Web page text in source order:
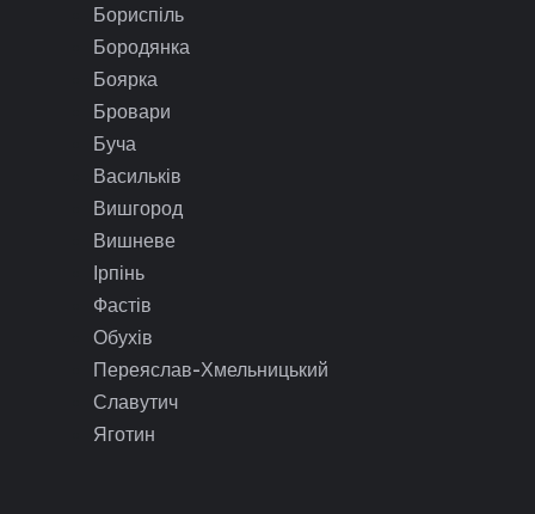
Бориспіль
Бородянка
Боярка
Бровари
Буча
Васильків
Вишгород
Вишневе
Ірпінь
Фастів
Обухів
Переяслав-Хмельницький
Славутич
Яготин